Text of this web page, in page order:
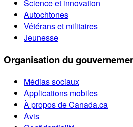
Science et innovation
Autochtones
Vétérans et militaires
Jeunesse
Organisation du
Médias sociaux
Applications mobiles
À propos de Canada.ca
Avis